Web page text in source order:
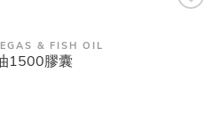
& FISH OIL
1500膠囊